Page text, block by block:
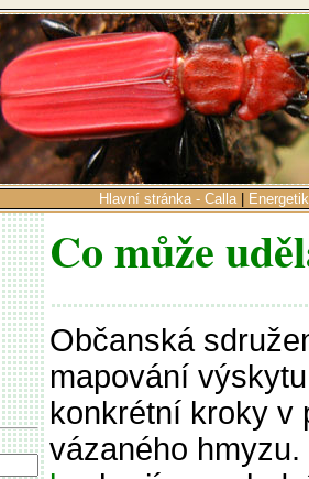
Hlavní stránka - Calla|
Co může
Občanská
mapování
konkrétní kroky v
vázaného